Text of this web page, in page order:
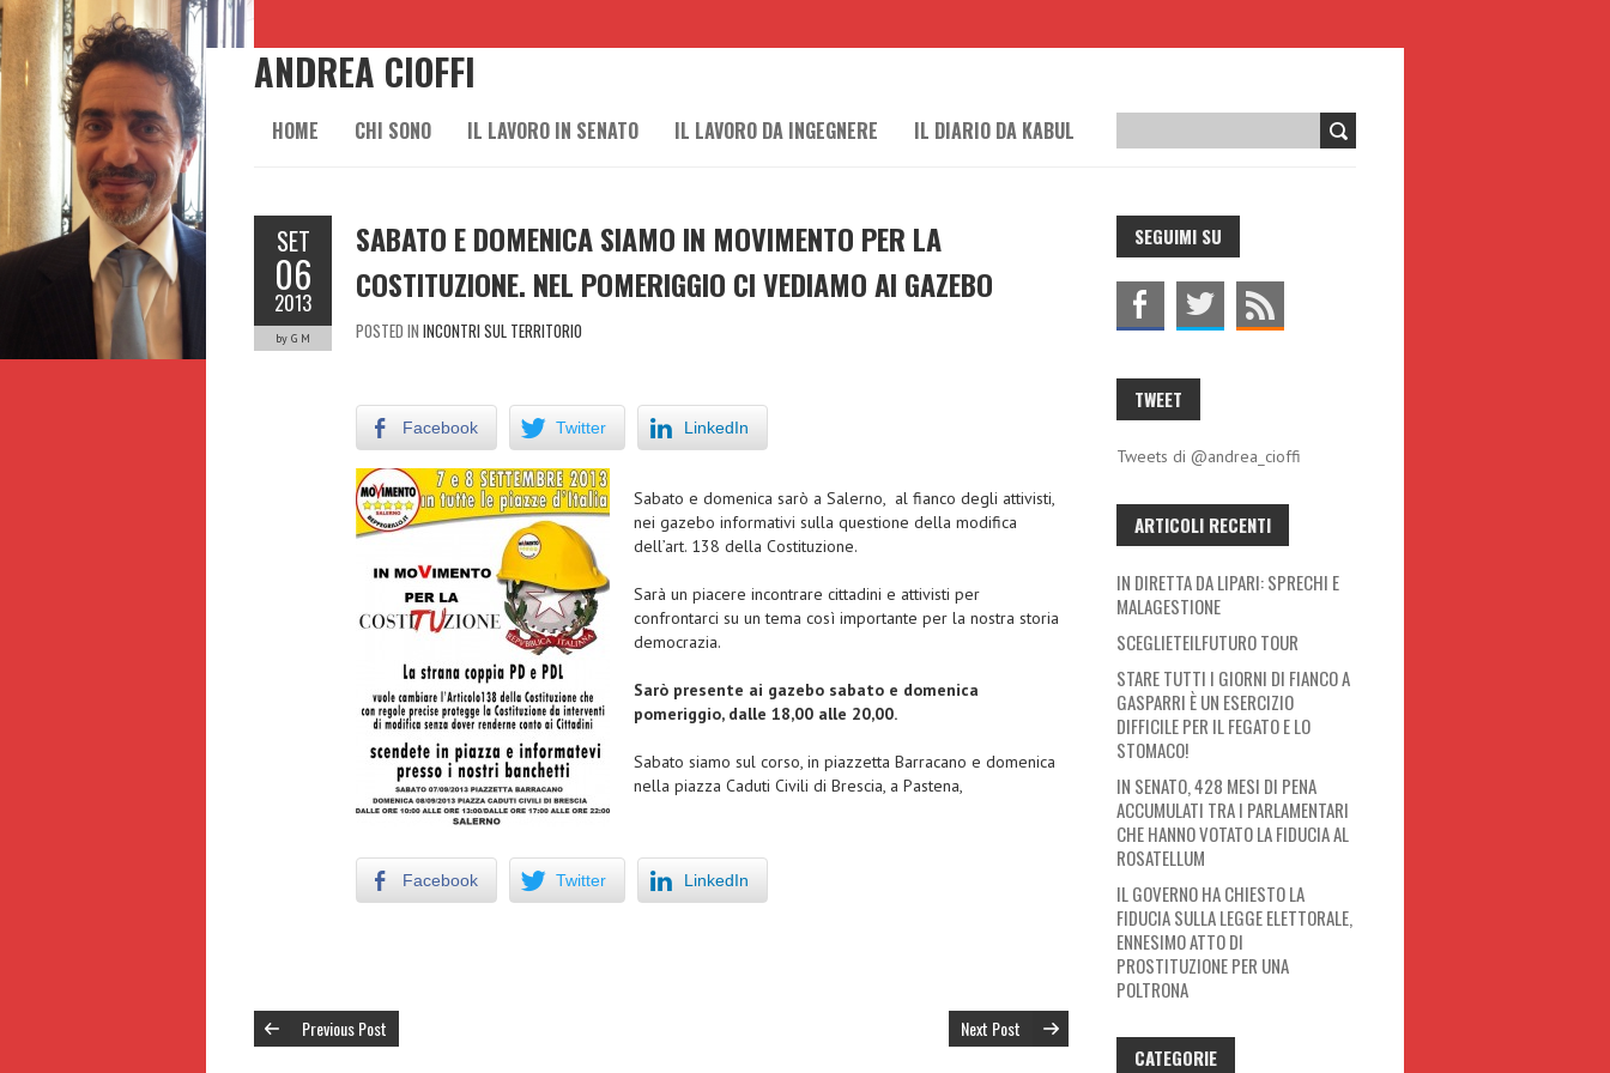
ANDREA CIOFFI
HOME CHI SONO IL LAVORO IN SENATO IL LAVORO DA INGEGNERE IL DIARIO DA KABUL
SET
06
2013
by G M
SABATO E DOMENICA SIAMO IN MOVIMENTO PER LA
COSTITUZIONE. NEL POMERIGGIO CI VEDIAMO AI GAZEBO
POSTED IN INCONTRI SUL TERRITORIO
Facebook Twitter LinkedIn
Sabato e domenica sarò a Salerno, al fianco degli attivisti,
nei gazebo informativi sulla questione della modifica
dell’art. 138 della Costituzione.
Sarà un piacere incontrare cittadini e attivisti per
confrontarci su un tema così importante per la nostra storia
democrazia.
Sarò presente ai gazebo sabato e domenica
pomeriggio, dalle 18,00 alle 20,00.
Sabato siamo sul corso, in piazzetta Barracano e domenica
nella piazza Caduti Civili di Brescia, a Pastena,
Facebook Twitter LinkedIn
Next Post
Previous Post
SEGUIMI SU
TWEET
Tweets di @andrea_cioffi
ARTICOLI RECENTI
IN DIRETTA DA LIPARI: SPRECHI E
MALAGESTIONE
SCEGLIETEILFUTURO TOUR
STARE TUTTI I GIORNI DI FIANCO A
GASPARRI È UN ESERCIZIO
DIFFICILE PER IL FEGATO E LO
STOMACO!
IN SENATO, 428 MESI DI PENA
ACCUMULATI TRA I PARLAMENTARI
CHE HANNO VOTATO LA FIDUCIA AL
ROSATELLUM
IL GOVERNO HA CHIESTO LA
FIDUCIA SULLA LEGGE ELETTORALE,
ENNESIMO ATTO DI
PROSTITUZIONE PER UNA
POLTRONA
CATEGORIE